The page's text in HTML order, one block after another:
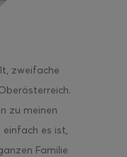
zweifache
zu meinen
es ist,
Familie